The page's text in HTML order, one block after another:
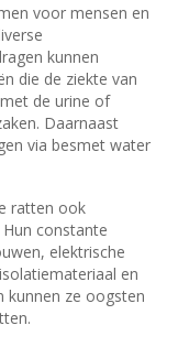
voor mensen en
kunnen
die de ziekte van
de urine of
Daarnaast
via besmet water
ratten ook
constante
elektrische
en
kunnen ze oogsten